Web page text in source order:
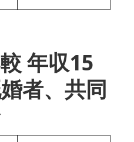
年収15
者、共同